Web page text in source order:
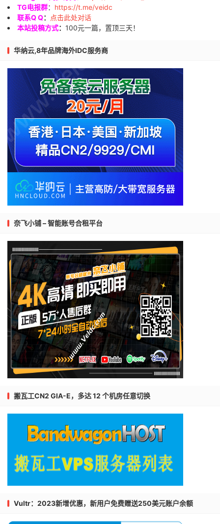
TG电报群： https://t.me/veidc
联系Q Q：
点击此处对话
本站投稿方式： 100元一篇，置顶三天！
华纳云,8年品牌海外IDC服务商
奈飞小铺 – 智能账号合租平台
搬瓦工CN2 GIA-E，多达 12 个机房任意切换
Vultr：2023新增优惠，新用户免费赠送250美元账户余额